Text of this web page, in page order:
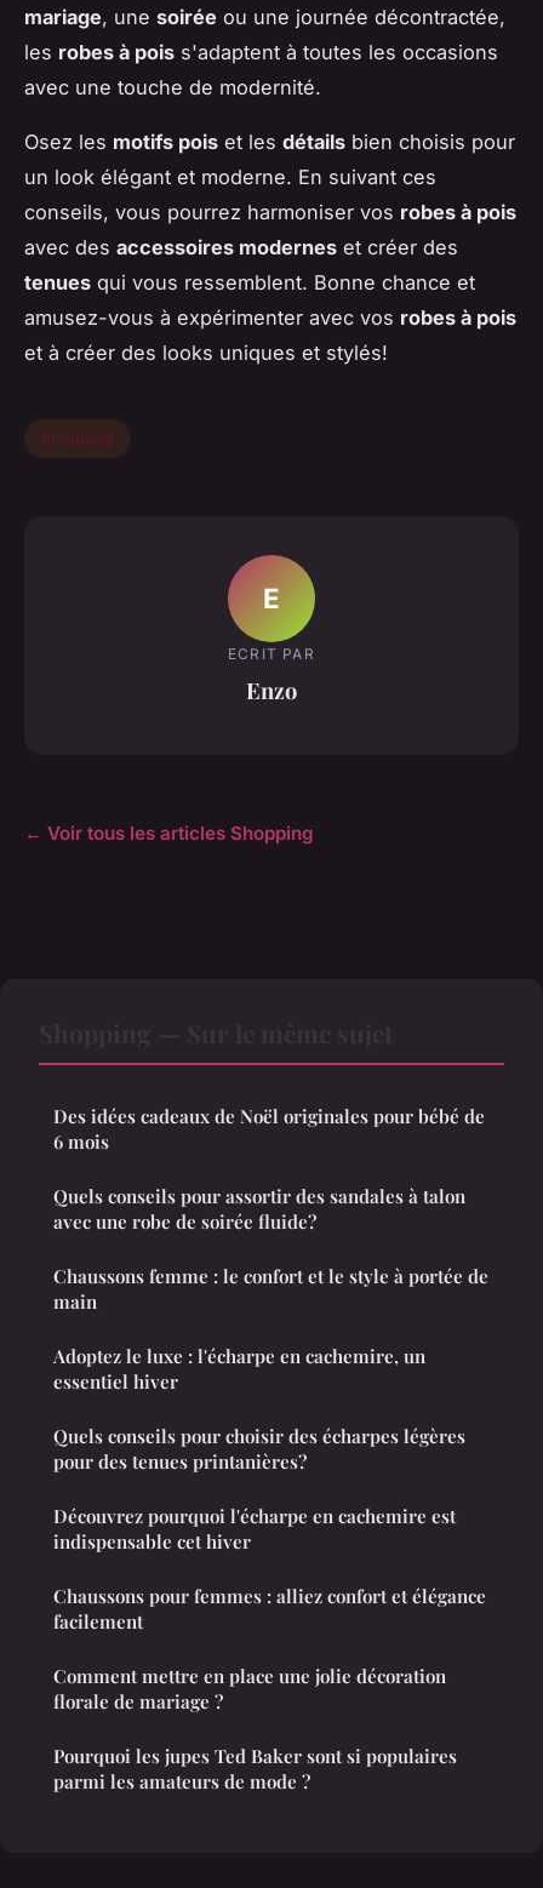
mariage, une soirée ou une journée décontractée,
les robes à pois s'adaptent à toutes les occasions
avec une touche de modernité.
Osez les motifs pois et les détails bien choisis pour
un look élégant et moderne. En suivant ces
conseils, vous pourrez harmoniser vos robes à pois
avec des accessoires modernes et créer des
tenues qui vous ressemblent. Bonne chance et
amusez-vous à expérimenter avec vos robes à pois
et à créer des looks uniques et stylés!
Shopping
E
ECRIT PAR
Enzo
← Voir tous les articles Shopping
Des idées cadeaux de Noël originales pour bébé de
6 mois
Quels conseils pour assortir des sandales à talon
avec une robe de soirée fluide?
Chaussons femme : le confort et le style à portée de
main
Adoptez le luxe : l'écharpe en cachemire, un
essentiel hiver
Quels conseils pour choisir des écharpes légères
pour des tenues printanières?
Découvrez pourquoi l'écharpe en cachemire est
indispensable cet hiver
Chaussons pour femmes : alliez confort et élégance
facilement
Comment mettre en place une jolie décoration
florale de mariage ?
Pourquoi les jupes Ted Baker sont si populaires
parmi les amateurs de mode ?